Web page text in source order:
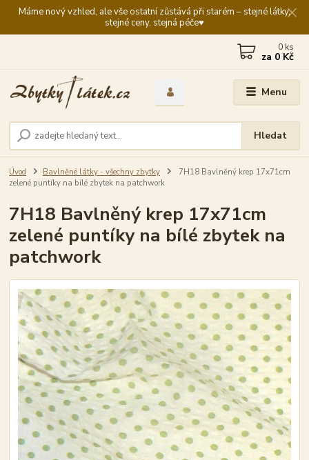
Máme nový vzhled, ale vše ostatní zůstává při starém – stejné látky,
stejné ceny, stejná péče♥️
Menu
Hledat
0 ks
za 0 Kč
Úvod Bavlněné látky - všechny zbytky
7H18 Bavlněný krep 17x71cm
zelené puntíky na bílé zbytek na patchwork
7H18 Bavlněný krep 17x71cm
zelené puntíky na bílé zbytek na
patchwork